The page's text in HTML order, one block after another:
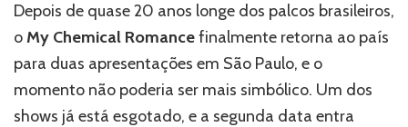
Chemical
Romance
faz
show
histórico
em
Depois de quase 20 anos longe dos palcos brasileiros,
oMy Chemical Romancefinalmente retorna ao país
para duas apresentações em São Paulo, e o
momento não poderia ser mais simbólico. Um dos
shows já está esgotado, e a segunda data entra